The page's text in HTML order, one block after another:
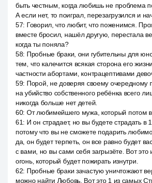
быть честным, когда любишь не проблема
А если нет, то поиграл, перезагрузился и
57: Говорил, что любит, что поженимся.
вместе бросил, нашёл другую, перестала
когда ты поняла?
58: Пробные браки, они губительны для
тем, что калечится всякая сторона его
частности абортами, контрацептивами
59: Порой, не доверяя своему очередному
на убийство собственного ребёнка всего
никогда больше нет детей.
60: От любимейшего мужа, который потом
61: И он страдает, но вы будете страдать в
потому что вы не сможете подарить
да, он будет терпеть, он все равно будет
с вами, но вы сами себя загрызёте. Вот это
огонь, который будет пожирать изнутри.
62: Пробные браки зачастую уничтожают
можно найти Любовь. Вот это 1 из самых